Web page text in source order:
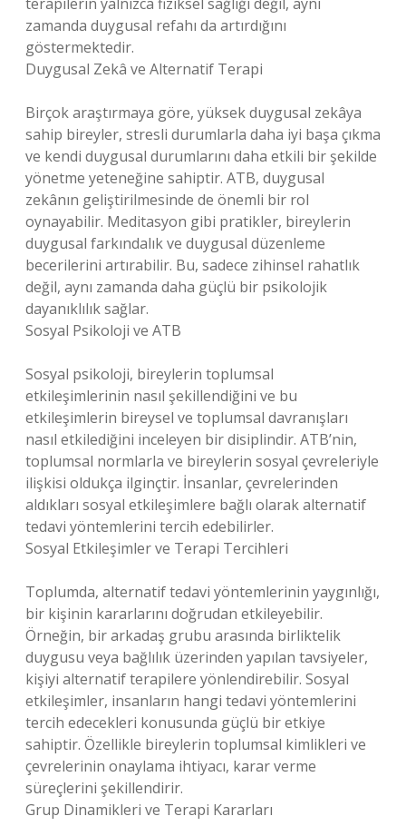
zamanda duygusal refahı da artırdığını
göstermektedir.
Duygusal Zekâ ve Alternatif Terapi
Birçok araştırmaya göre, yüksek duygusal zekâya
sahip bireyler, stresli durumlarla daha iyi başa çıkma
ve kendi duygusal durumlarını daha etkili bir şekilde
yönetme yeteneğine sahiptir. ATB, duygusal
zekânın geliştirilmesinde de önemli bir rol
oynayabilir. Meditasyon gibi pratikler, bireylerin
duygusal farkındalık ve duygusal düzenleme
becerilerini artırabilir. Bu, sadece zihinsel rahatlık
değil, aynı zamanda daha güçlü bir psikolojik
dayanıklılık sağlar.
Sosyal Psikoloji ve ATB
Sosyal psikoloji, bireylerin toplumsal
etkileşimlerinin nasıl şekillendiğini ve bu
etkileşimlerin bireysel ve toplumsal davranışları
nasıl etkilediğini inceleyen bir disiplindir. ATB’nin,
toplumsal normlarla ve bireylerin sosyal çevreleriyle
ilişkisi oldukça ilginçtir. İnsanlar, çevrelerinden
aldıkları sosyal etkileşimlere bağlı olarak alternatif
tedavi yöntemlerini tercih edebilirler.
Sosyal Etkileşimler ve Terapi Tercihleri
Toplumda, alternatif tedavi yöntemlerinin yaygınlığı,
bir kişinin kararlarını doğrudan etkileyebilir.
Örneğin, bir arkadaş grubu arasında birliktelik
duygusu veya bağlılık üzerinden yapılan tavsiyeler,
kişiyi alternatif terapilere yönlendirebilir. Sosyal
etkileşimler, insanların hangi tedavi yöntemlerini
tercih edecekleri konusunda güçlü bir etkiye
sahiptir. Özellikle bireylerin toplumsal kimlikleri ve
çevrelerinin onaylama ihtiyacı, karar verme
süreçlerini şekillendirir.
Grup Dinamikleri ve Terapi Kararları